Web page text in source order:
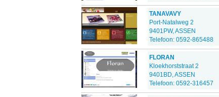
TANAVAVY
Port-Natalweg 2
9401PW, ASSEN
Telefoon: 0592-865488
FLORAN
Kloekhorststraat 2
9401BD, ASSEN
Telefoon: 0592-316457